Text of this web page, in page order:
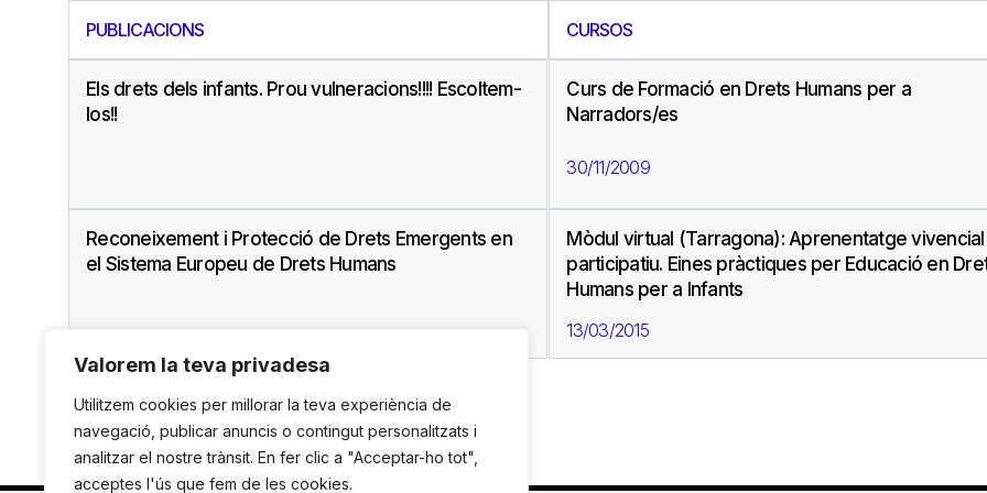
Valorem la teva privadesa
Utilitzem cookies per millorar la teva experiència de
navegació, publicar anuncis o contingut personalitzats i
analitzar el nostre trànsit. En fer clic a "Acceptar-ho tot",
acceptes l'ús que fem de les cookies.
PUBLICACIONS
Els drets dels infants. Prou vulneracions!!!! Escoltem-
los!!
Reconeixement i Protecció de Drets Emergents en
el Sistema Europeu de Drets Humans
CURSOS
Curs de Formació en Drets Humans per a
Narradors/es
30/11/2009
Mòdul virtual (Tarragona): Aprenentatge vivencial
participatiu. Eines pràctiques per Educació en
Humans per a Infants
13/03/2015